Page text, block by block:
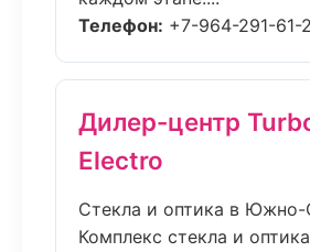
Телефон: +7-964-291-61-
Дилер-центр
Electro
Стекла и оптика в Южно-
Комплекс стекла и